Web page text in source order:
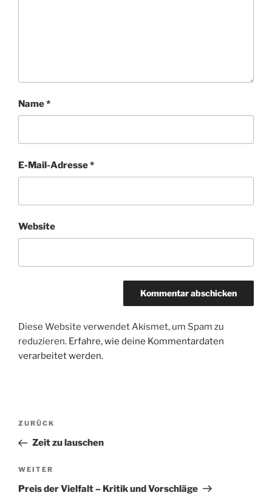
Name*
E-Mail-Adresse*
Website
Diese Website verwendet Akismet, um Spam zu
reduzieren. Erfahre, wie deine Kommentardaten
verarbeitet werden.
Beitragsnavigation
Vorheriger
Beitrag
ZURÜCK
Zeit zu lauschen
Nächster
Beitrag
WEITER
Preis der Vielfalt – Kritik und Vorschläge